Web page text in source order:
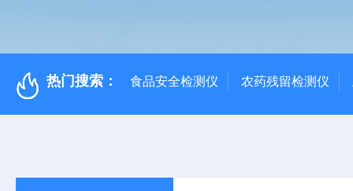
热门搜索： 食品安全检测仪 农药残留检测仪